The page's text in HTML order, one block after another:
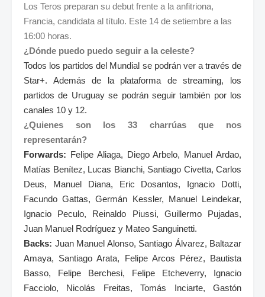
Los Teros preparan su debut frente a la anfitriona,
Francia, candidata al título. Este 14 de setiembre a las
16:00 horas.
¿Dónde puedo puedo seguir a la celeste?
Todos los partidos del Mundial se podrán ver a través de
Star+. Además de la plataforma de streaming, los
partidos de Uruguay se podrán seguir también por los
canales 10 y 12.
¿Quienes son los 33 charrúas que nos
representarán?
Forwards: Felipe Aliaga, Diego Arbelo, Manuel Ardao,
Matías Benítez, Lucas Bianchi, Santiago Civetta, Carlos
Deus, Manuel Diana, Eric Dosantos, Ignacio Dotti,
Facundo Gattas, Germán Kessler, Manuel Leindekar,
Ignacio Peculo, Reinaldo Piussi, Guillermo Pujadas,
Juan Manuel Rodríguez y Mateo Sanguinetti.
Backs: Juan Manuel Alonso, Santiago Álvarez, Baltazar
Amaya, Santiago Arata, Felipe Arcos Pérez, Bautista
Basso, Felipe Berchesi, Felipe Etcheverry, Ignacio
Facciolo, Nicolás Freitas, Tomás Inciarte, Gastón